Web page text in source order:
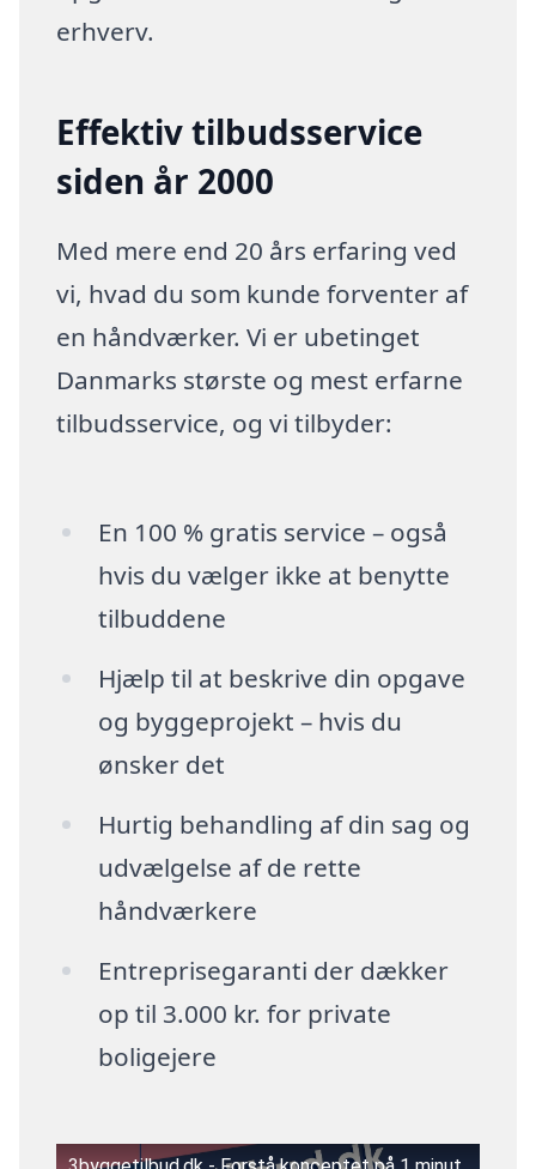
erhverv.
Effektiv tilbudsservice
siden år 2000
Med mere end 20 års erfaring ved
vi, hvad du som kunde forventer af
en håndværker. Vi er ubetinget
Danmarks største og mest erfarne
tilbudsservice, og vi tilbyder:
En 100 % gratis service – også
hvis du vælger ikke at benytte
tilbuddene
Hjælp til at beskrive din opgave
og byggeprojekt – hvis du
ønsker det
Hurtig behandling af din sag og
udvælgelse af de rette
håndværkere
Entreprisegaranti der dækker
op til 3.000 kr. for private
boligejere